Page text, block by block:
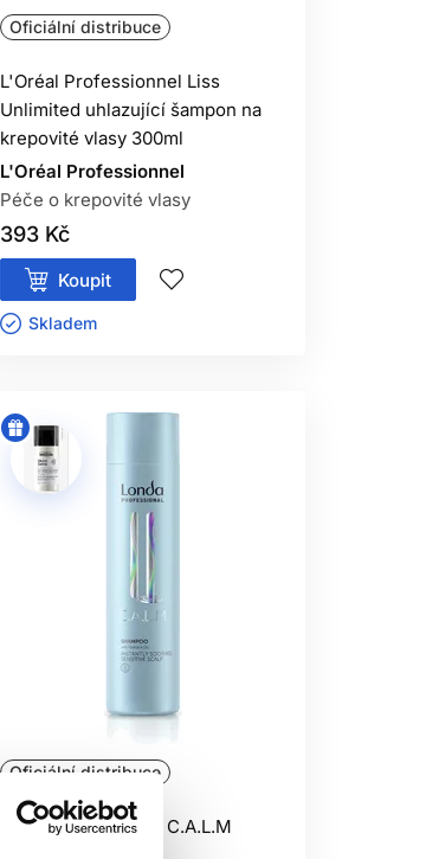
Oficiální distribuce
L'Oréal Professionnel Liss
Unlimited uhlazující šampon na
krepovité vlasy 300ml
L'Oréal Professionnel
Péče o krepovité vlasy
393 Kč
Koupit
Skladem ㅤ
Oficiální distribuce
Londa Professional C.A.L.M